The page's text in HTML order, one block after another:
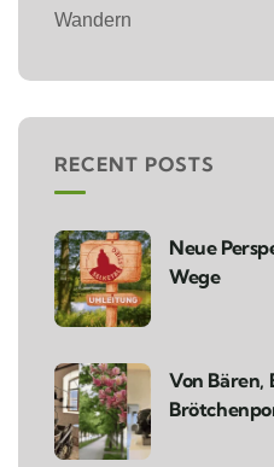
Wandern
RECENT POSTS
Neue
Wege
Von Bären,